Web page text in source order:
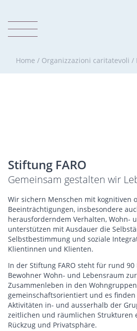
Home / Organizzazioni caritatevoli /
Stiftung FARO
Gemeinsam gestalten wir
Wir sichern Menschen mit kognitiven
Beeinträchtigungen, insbesondere
herausforderndem Verhalten, Wohn-
unterstützen mit Ausdauer die
Selbstbestimmung und soziale
Klientinnen und Klienten.
In der Stiftung FARO steht für rund
Bewohner Wohn- und Lebensraum
Zusammenleben in den
gemeinschaftsorientiert und es
Aktivitäten in- und ausserhalb der
zeitlichen und räumlichen Strukturen
Rückzug und Privatsphäre.